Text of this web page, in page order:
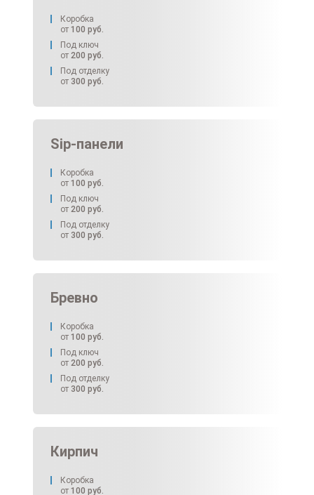
Коробка
от 100 руб.
Под ключ
от 200 руб.
Под отделку
от 300 руб.
Sip-панели
Коробка
от 100 руб.
Под ключ
от 200 руб.
Под отделку
от 300 руб.
Бревно
Коробка
от 100 руб.
Под ключ
от 200 руб.
Под отделку
от 300 руб.
Кирпич
Коробка
от 100 руб.